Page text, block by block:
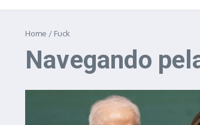
Home / Fuck
Navegando